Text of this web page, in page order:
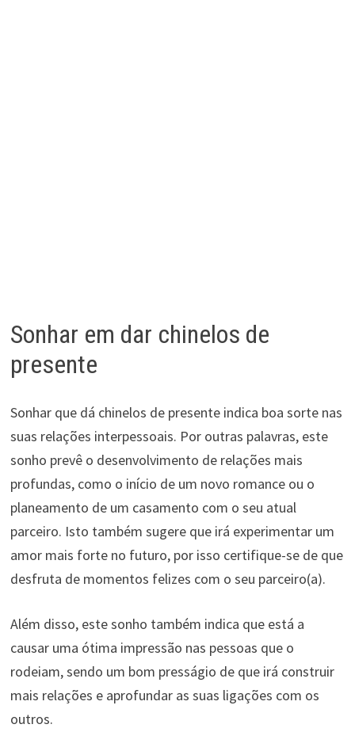
Sonhar em dar chinelos de
presente
Sonhar que dá chinelos de presente indica boa sorte nas
suas relações interpessoais. Por outras palavras, este
sonho prevê o desenvolvimento de relações mais
profundas, como o início de um novo romance ou o
planeamento de um casamento com o seu atual
parceiro. Isto também sugere que irá experimentar um
amor mais forte no futuro, por isso certifique-se de que
desfruta de momentos felizes com o seu parceiro(a).
Além disso, este sonho também indica que está a
causar uma ótima impressão nas pessoas que o
rodeiam, sendo um bom presságio de que irá construir
mais relações e aprofundar as suas ligações com os
outros.